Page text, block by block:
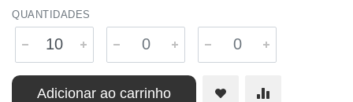
QUANTIDADES
Adicionar ao carrinho